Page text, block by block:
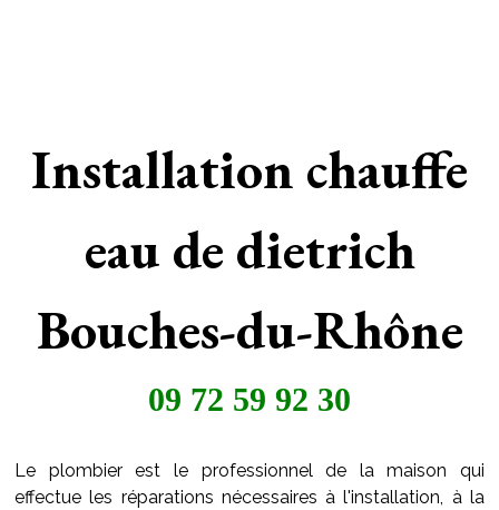
Installation chauffe
eau de dietrich
Bouches-du-Rhône
09 72 59 92 30
Le plombier est le professionnel de la maison qui
effectue les réparations nécessaires à l'installation, à la